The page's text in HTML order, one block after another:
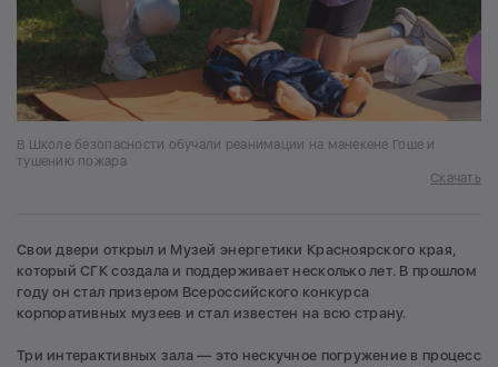
В Школе безопасности обучали реанимации на манекене Гоше и
тушению пожара
Скачать
Свои двери открыл и Музей энергетики Красноярского края,
который СГК создала и поддерживает несколько лет. В прошлом
году он стал призером Всероссийского конкурса
корпоративных музеев и стал известен на всю страну.
Три интерактивных зала — это нескучное погружение в процесс